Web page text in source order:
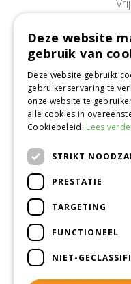
Afwijkende
Jac.
Deze website
gebruik van
Deze website gebruikt
gebruikerservaring te
onze website te
alle cookies in
Cookiebeleid. Lees
STRIKT
PRESTATIE
TARGETING
FUNCTIONEEL
NIET-